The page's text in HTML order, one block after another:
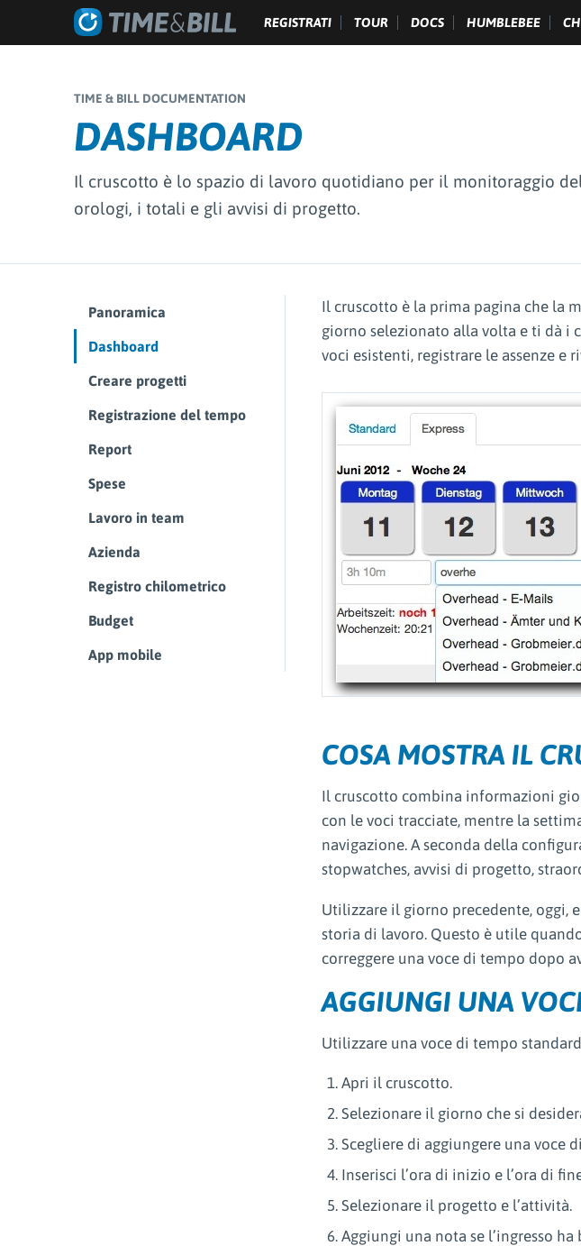
REGISTRATI TOUR DOCS HUMBLEBEE
TIME & BILL DOCUMENTATION
DASHBOARD
Il cruscotto è lo spazio di lavoro quotidiano per il monitoraggio
orologi, i totali e gli avvisi di progetto.
Panoramica
Dashboard
Creare progetti
Registrazione del tempo
Report
Spese
Lavoro in team
Azienda
Registro chilometrico
Budget
App mobile
Il cruscotto è la prima pagina che la
giorno selezionato alla volta e ti dà i
voci esistenti, registrare le assenze
COSA MOSTRA IL
Il cruscotto combina informazioni
con le voci tracciate, mentre la
navigazione. A seconda della
stopwatches, avvisi di progetto,
Utilizzare il giorno precedente, oggi,
storia di lavoro. Questo è utile
correggere una voce di tempo dopo
AGGIUNGI UNA
Utilizzare una voce di tempo
Apri il cruscotto.
Selezionare il giorno che si
Scegliere di aggiungere una voce
Inserisci l’ora di inizio e l’ora di
Selezionare il progetto e l’attività.
Aggiungi una nota se l’ingresso